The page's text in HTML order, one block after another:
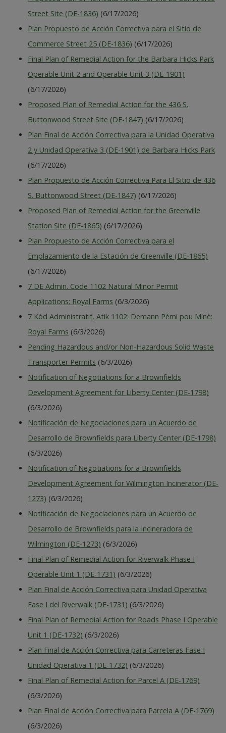
Street Site (DE-1836) (6/17/2026)
Plan Propuesto de Acción Correctiva para el Sitio de
Commerce Street 25 (DE-1836) (6/17/2026)
Final Plan of Remedial Action for the Barbara Hicks Park
Operable Unit 2 and Operable Unit 3 (DE-1901)
(6/17/2026)
Proposed Plan of Remedial Action for the 436 S.
Buttonwood Street Site (DE-1847) (6/17/2026)
Plan Final de Acción Correctiva para la Unidad Operativa
2 y Unidad Operativa 3 (DE-1901) de Barbara Hicks Park
(6/17/2026)
Plan Propuesto de Acción Correctiva Para El Sitio de 436
S. Buttonwood Street (DE-1847) (6/17/2026)
Proposed Plan of Remedial Action for the Greenville
Station Site (DE-1865) (6/17/2026)
Plan Propuesto de Acción Correctiva para el
Emplazamiento de la Estación de Greenville (DE-1865)
(6/17/2026)
7 DE Admin. Code 1102 Natural Minor Permit
Applications: Royal Farms (6/3/2026)
7 Kòd Administratif, Atik 1102: Demann Pèmi pou Minè:
Royal Farms (6/3/2026)
Pending Hazardous and/or Non-Hazardous Solid Waste
Transporter Permits (6/3/2026)
Notification of Negotiations for a Brownfields
Development Agreement for Liberty Center (DE-1798)
(6/3/2026)
Notificación de Negociaciones para un Acuerdo de
Desarrollo de Brownfields para Liberty Center (DE-1798)
(6/3/2026)
Notification of Negotiations for a Brownfields
Development Agreement for Wilmington Incinerator (DE-
1273) (6/3/2026)
Notificación de Negociaciones para un Acuerdo de
Desarrollo de Brownfields para la Incineradora de
Wilmington (DE-1273) (6/3/2026)
Final Plan of Remedial Action for Riverwalk Phase I
Operable Unit 1 (DE-1731) (6/3/2026)
Plan Final de Acción Correctiva para Unidad Operativa
Fase I del Riverwalk (DE-1731) (6/3/2026)
Final Plan of Remedial Action for Roads Phase I Operable
Unit 1 (DE-1732) (6/3/2026)
Plan Final de Acción Correctiva para Carreteras Fase I
Unidad Operativa 1 (DE-1732) (6/3/2026)
Final Plan of Remedial Action for Parcel A (DE-1769)
(6/3/2026)
Plan Final de Acción Correctiva para Parcela A (DE-1769)
(6/3/2026)